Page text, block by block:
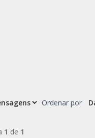
Ordenar por
1 de 1